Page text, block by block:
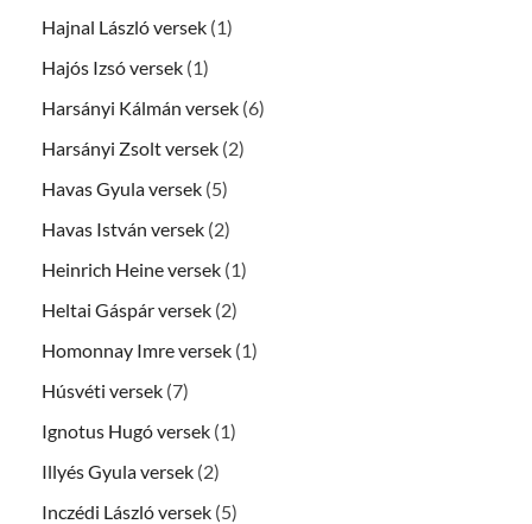
Hajnal László versek (1)
Hajós Izsó versek (1)
Harsányi Kálmán versek (6)
Harsányi Zsolt versek (2)
Havas Gyula versek (5)
Havas István versek (2)
Heinrich Heine versek (1)
Heltai Gáspár versek (2)
Homonnay Imre versek (1)
Húsvéti versek (7)
Ignotus Hugó versek (1)
Illyés Gyula versek (2)
Inczédi László versek (5)